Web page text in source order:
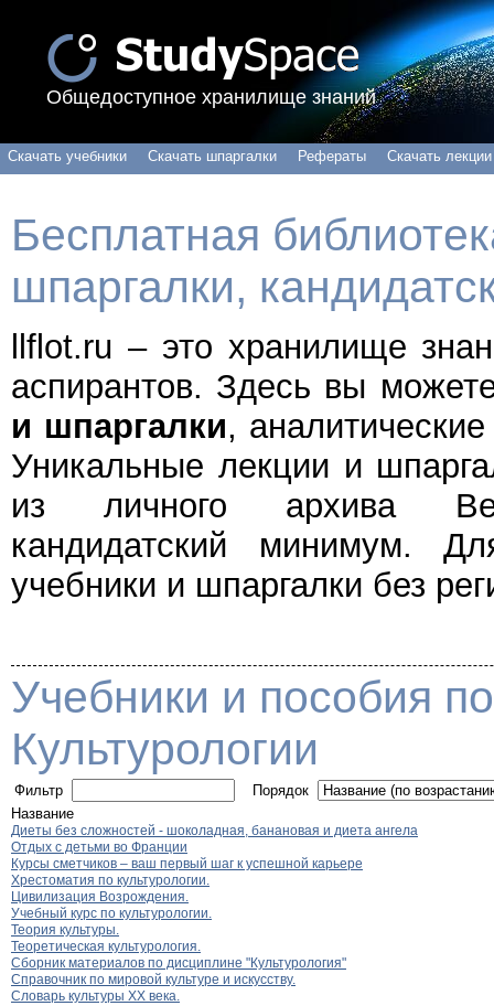
Общедоступное хранилище знаний
Скачать учебники Скачать шпаргалки Рефераты Скачать лекции
Бесплатная
шпаргалки,
llflot.ru – это хранилище
аспирантов. Здесь вы
и шпаргалки,
Уникальные лекции и
из личного архива
кандидатский минимум.
учебники и шпаргалки без
Учебники и пособия по
Культурологии
Фильтр
Порядок
Название
Диеты без сложностей - шоколадная, банановая и диета ангела
Отдых с детьми во Франции
Курсы сметчиков – ваш первый шаг к успешной карьере
Хрестоматия по культурологии.
Цивилизация Возрождения.
Учебный курс по культурологии.
Теория культуры.
Теоретическая культурология.
Сборник материалов по дисциплине "Культурология"
Справочник по мировой культуре и искусству.
Словарь культуры XX века.